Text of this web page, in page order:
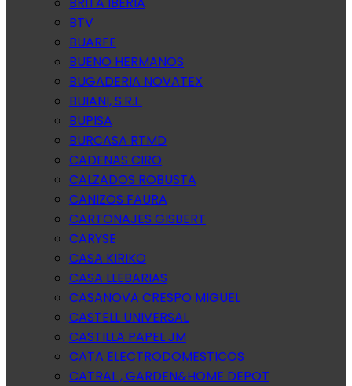
BTV
BUARFE
BUENO HERMANOS
BUGADERIA NOVATEX
BUIANI, S.R.L.
BUPISA
BURCASA RTMD
CADENAS CIRO
CALZADOS ROBUSTA
CANIZOS FAURA
CARTONAJES GISBERT
CARYSE
CASA KIRIKO
CASA LLEBARIAS
CASANOVA CRESPO MIGUEL
CASTELL UNIVERSAL
CASTILLA PAPEL JM
CATA ELECTRODOMESTICOS
CATRAL , GARDEN&HOME DEPOT